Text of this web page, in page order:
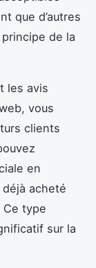
que d’autres
principe de la
les avis
vous
clients
en
acheté
type
sur la